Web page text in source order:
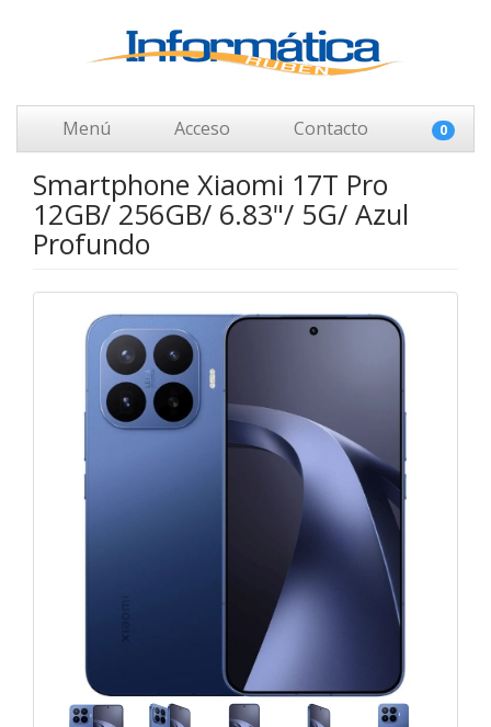
Menú Acceso Contacto 0
Smartphone Xiaomi 17T Pro
12GB/ 256GB/ 6.83"/ 5G/ Azul
Profundo